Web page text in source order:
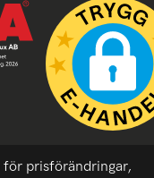
för prisförändringar,